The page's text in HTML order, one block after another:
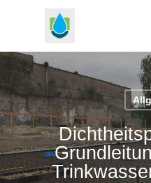
content